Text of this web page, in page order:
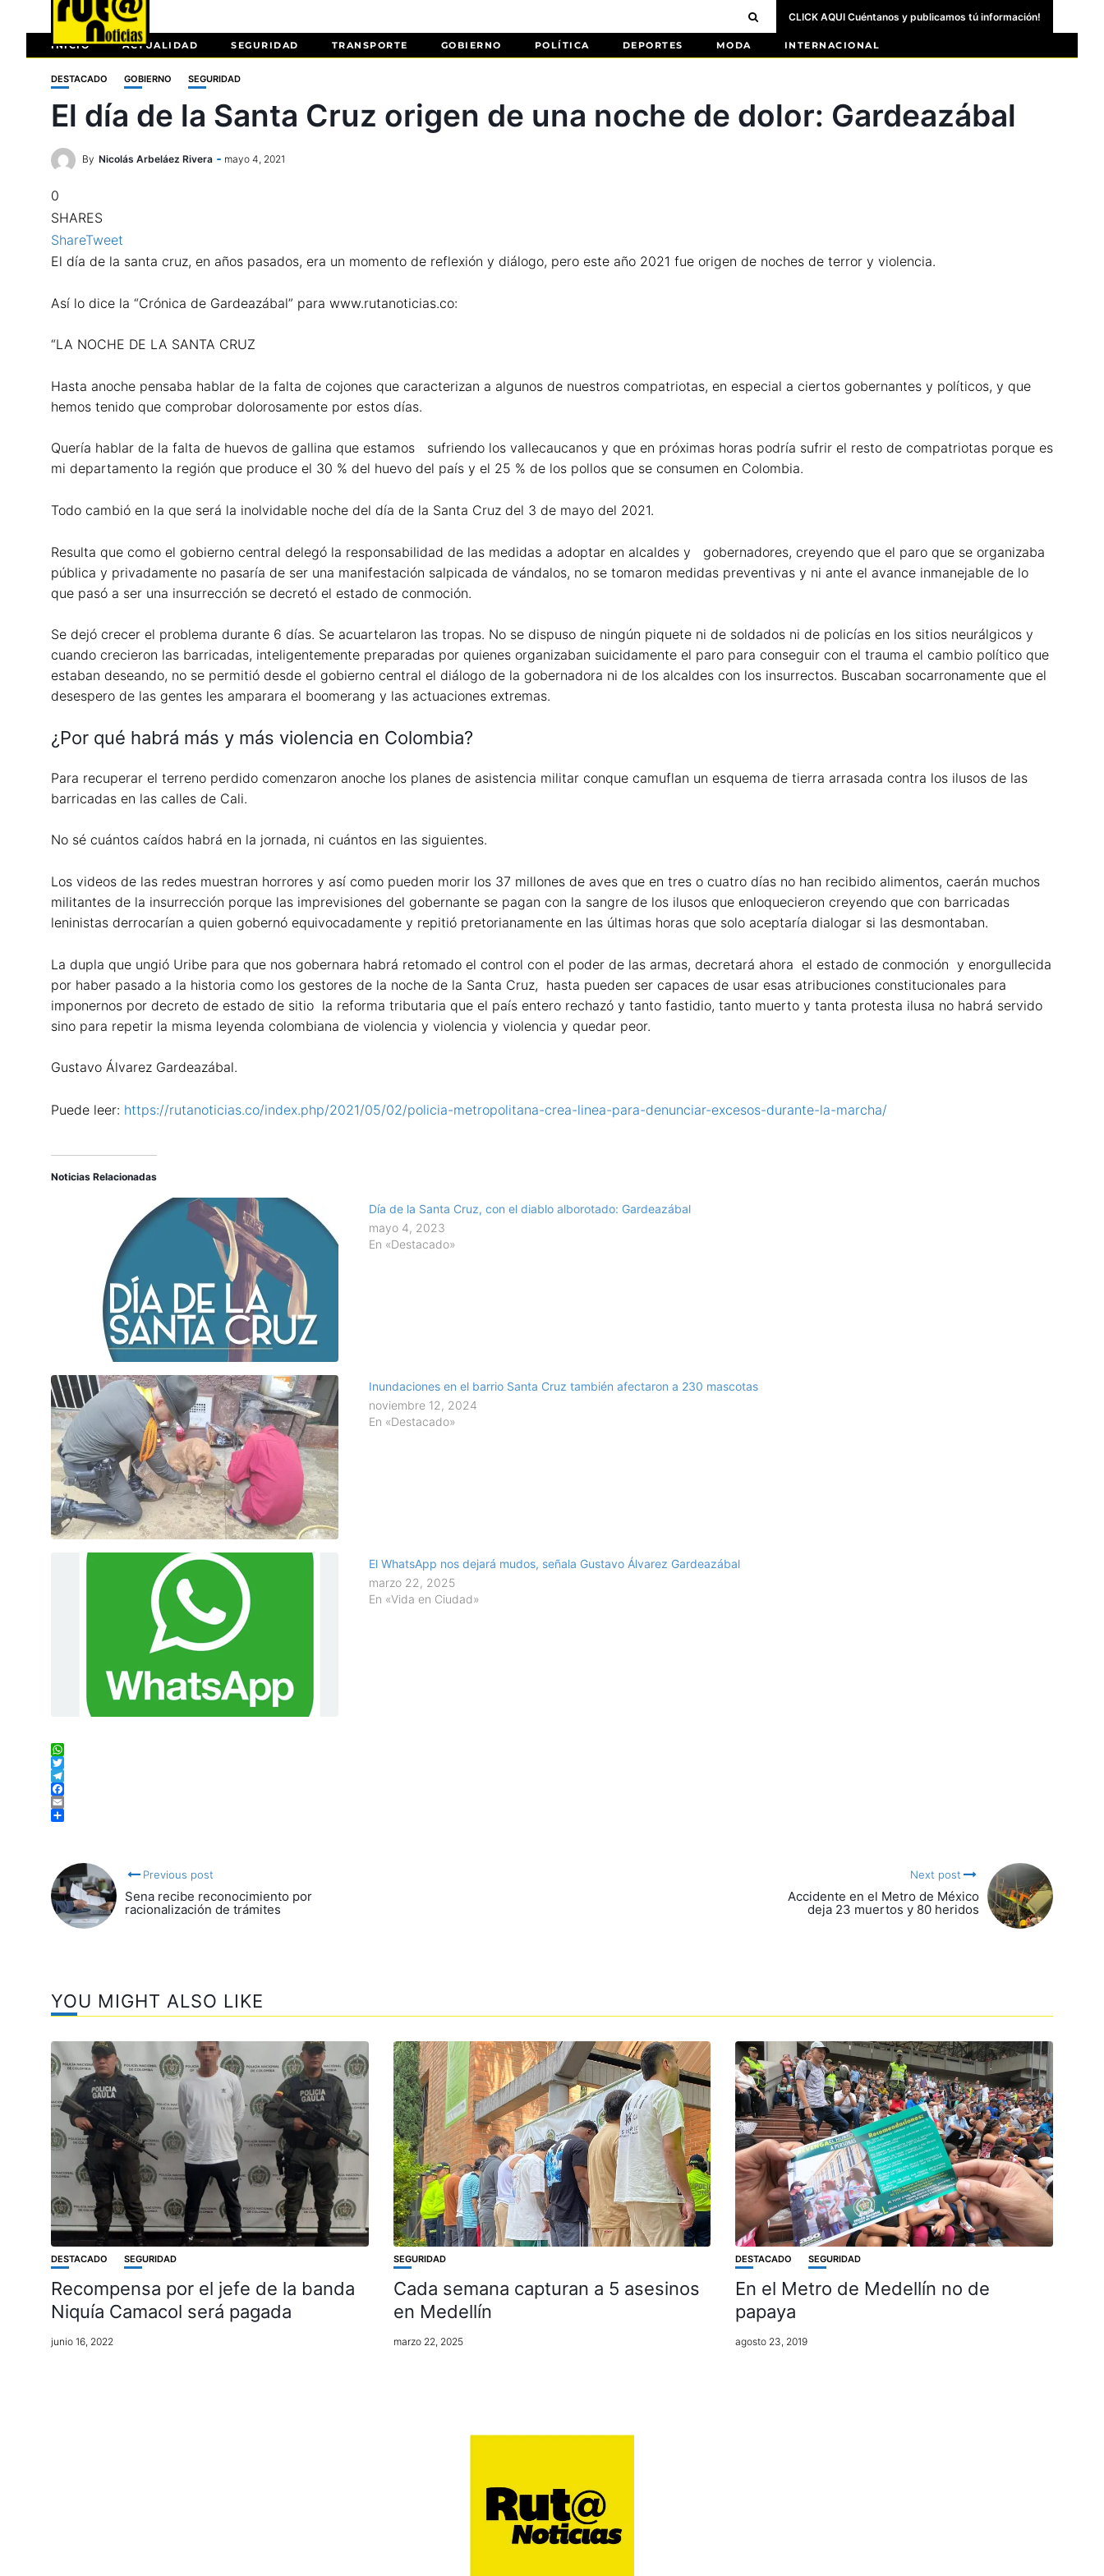
CLICK AQUI Cuéntanos y publicamos tú información!
INICIO ACTUALIDAD SEGURIDAD TRANSPORTE GOBIERNO POLÍTICA DEPORTES MODA INTERNACIONAL
DESTACADO GOBIERNO SEGURIDAD
El día de la Santa Cruz origen de una noche de dolor: Gardeazábal
By Nicolás Arbeláez Rivera mayo 4, 2021
0
SHARES
ShareTweet
El día de la santa cruz, en años pasados, era un momento de reflexión y diálogo, pero este año 2021 fue origen de noches de terror y violencia.
Así lo dice la “Crónica de Gardeazábal” para www.rutanoticias.co:
“LA NOCHE DE LA SANTA CRUZ
Hasta anoche pensaba hablar de la falta de cojones que caracterizan a algunos de nuestros compatriotas, en especial a ciertos gobernantes y políticos, y que
hemos tenido que comprobar dolorosamente por estos días.
Quería hablar de la falta de huevos de gallina que estamos sufriendo los vallecaucanos y que en próximas horas podría sufrir el resto de compatriotas porque es
mi departamento la región que produce el 30 % del huevo del país y el 25 % de los pollos que se consumen en Colombia.
Todo cambió en la que será la inolvidable noche del día de la Santa Cruz del 3 de mayo del 2021.
Resulta que como el gobierno central delegó la responsabilidad de las medidas a adoptar en alcaldes y gobernadores, creyendo que el paro que se organizaba
pública y privadamente no pasaría de ser una manifestación salpicada de vándalos, no se tomaron medidas preventivas y ni ante el avance inmanejable de lo
que pasó a ser una insurrección se decretó el estado de conmoción.
Se dejó crecer el problema durante 6 días. Se acuartelaron las tropas. No se dispuso de ningún piquete ni de soldados ni de policías en los sitios neurálgicos y
cuando crecieron las barricadas, inteligentemente preparadas por quienes organizaban suicidamente el paro para conseguir con el trauma el cambio político que
estaban deseando, no se permitió desde el gobierno central el diálogo de la gobernadora ni de los alcaldes con los insurrectos. Buscaban socarronamente que el
desespero de las gentes les amparara el boomerang y las actuaciones extremas.
¿Por qué habrá más y más violencia en Colombia?
Para recuperar el terreno perdido comenzaron anoche los planes de asistencia militar conque camuflan un esquema de tierra arrasada contra los ilusos de las
barricadas en las calles de Cali.
No sé cuántos caídos habrá en la jornada, ni cuántos en las siguientes.
Los videos de las redes muestran horrores y así como pueden morir los 37 millones de aves que en tres o cuatro días no han recibido alimentos, caerán muchos
militantes de la insurrección porque las imprevisiones del gobernante se pagan con la sangre de los ilusos que enloquecieron creyendo que con barricadas
leninistas derrocarían a quien gobernó equivocadamente y repitió pretorianamente en las últimas horas que solo aceptaría dialogar si las desmontaban.
La dupla que ungió Uribe para que nos gobernara habrá retomado el control con el poder de las armas, decretará ahora el estado de conmoción y enorgullecida
por haber pasado a la historia como los gestores de la noche de la Santa Cruz, hasta pueden ser capaces de usar esas atribuciones constitucionales para
imponernos por decreto de estado de sitio la reforma tributaria que el país entero rechazó y tanto fastidio, tanto muerto y tanta protesta ilusa no habrá servido
sino para repetir la misma leyenda colombiana de violencia y violencia y violencia y quedar peor.
Gustavo Álvarez Gardeazábal.
Puede leer: https://rutanoticias.co/index.php/2021/05/02/policia-metropolitana-crea-linea-para-denunciar-excesos-durante-la-marcha/
Noticias Relacionadas
Día de la Santa Cruz, con el diablo alborotado: Gardeazábal
mayo 4, 2023
En «Destacado»
Inundaciones en el barrio Santa Cruz también afectaron a 230 mascotas
noviembre 12, 2024
En «Destacado»
El WhatsApp nos dejará mudos, señala Gustavo Álvarez Gardeazábal
marzo 22, 2025
En «Vida en Ciudad»
WhatsApp
Twitter
Telegram
Facebook
Email
Previous post
Sena recibe reconocimiento por
racionalización de trámites
Next post
Accidente en el Metro de México
deja 23 muertos y 80 heridos
YOU MIGHT ALSO LIKE
DESTACADO SEGURIDAD
Recompensa por el jefe de la banda
Niquía Camacol será pagada
junio 16, 2022
SEGURIDAD
Cada semana capturan a 5 asesinos
en Medellín
marzo 22, 2025
DESTACADO SEGURIDAD
En el Metro de Medellín no de
papaya
agosto 23, 2019